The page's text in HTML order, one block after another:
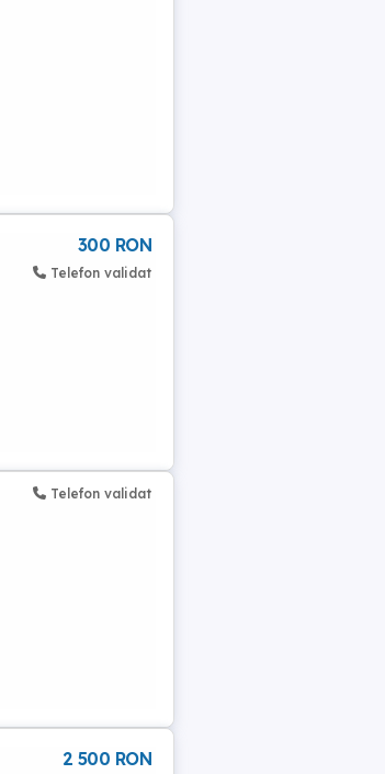
300 RON
Telefon validat
Telefon validat
2 500 RON